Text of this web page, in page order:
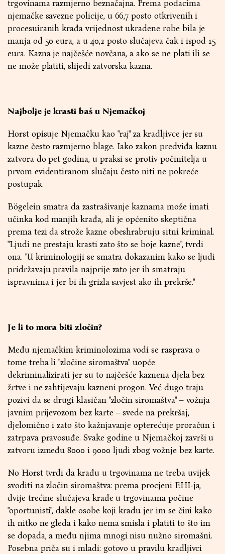
trgovinama razmjerno beznačajna. Prema podacima
njemačke savezne policije, u 66,7 posto otkrivenih i
procesuiranih krađa vrijednost ukradene robe bila je
manja od 50 eura, a u 40,2 posto slučajeva čak i ispod 15
eura. Kazna je najčešće novčana, a ako se ne plati ili se
ne može platiti, slijedi zatvorska kazna.
Najbolje je krasti baš u Njemačkoj
Horst opisuje Njemačku kao "raj" za kradljivce jer su
kazne često razmjerno blage. Iako zakon predviđa kaznu
zatvora do pet godina, u praksi se protiv počinitelja u
prvom evidentiranom slučaju često niti ne pokreće
postupak.
Bögelein smatra da zastrašivanje kaznama može imati
učinka kod manjih krađa, ali je općenito skeptična
prema tezi da strože kazne obeshrabruju sitni kriminal.
"Ljudi ne prestaju krasti zato što se boje kazne", tvrdi
ona. "U kriminologiji se smatra dokazanim kako se ljudi
pridržavaju pravila najprije zato jer ih smatraju
ispravnima i jer bi ih grizla savjest ako ih prekrše."
Je li to mora biti zločin?
Među njemačkim kriminolozima vodi se rasprava o
tome treba li "zločine siromaštva" uopće
dekriminalizirati jer su to najčešće kaznena djela bez
žrtve i ne zahtijevaju kazneni progon. Već dugo traju
pozivi da se drugi klasičan "zločin siromaštva" – vožnja
javnim prijevozom bez karte – svede na prekršaj,
djelomično i zato što kažnjavanje opterećuje proračun i
zatrpava pravosuđe. Svake godine u Njemačkoj završi u
zatvoru između 8000 i 9000 ljudi zbog vožnje bez karte.
No Horst tvrdi da krađu u trgovinama ne treba uvijek
svoditi na zločin siromaštva: prema procjeni EHI-ja,
dvije trećine slučajeva krađe u trgovinama počine
"oportunisti", dakle osobe koji kradu jer im se čini kako
ih nitko ne gleda i kako nema smisla i platiti to što im
se dopada, a među njima mnogi nisu nužno siromašni.
Posebna priča su i mladi: gotovo u pravilu kradljivci